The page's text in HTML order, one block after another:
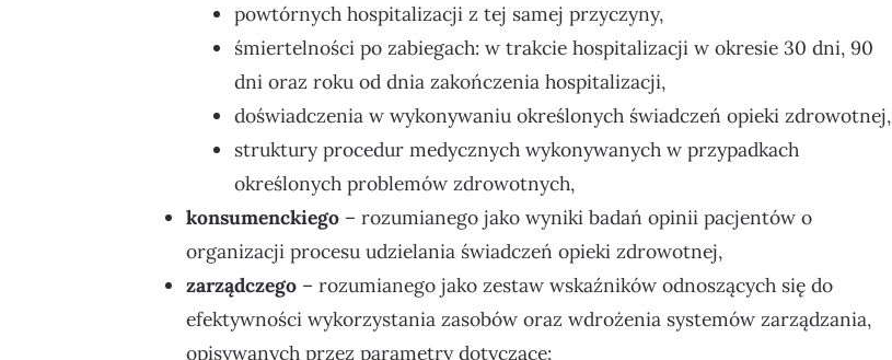
powtórnych hospitalizacji z tej samej przyczyny,
śmiertelności po zabiegach: w trakcie hospitalizacji w okresie 30 dni, 90
dni oraz roku od dnia zakończenia hospitalizacji,
doświadczenia w wykonywaniu określonych świadczeń opieki zdrowotnej,
struktury procedur medycznych wykonywanych w przypadkach
określonych problemów zdrowotnych,
konsumenckiego– rozumianego jako wyniki badań opinii pacjentów o
organizacji procesu udzielania świadczeń opieki zdrowotnej,
zarządczego– rozumianego jako zestaw wskaźników odnoszących się do
efektywności wykorzystania zasobów oraz wdrożenia systemów zarządzania,
opisywanych przez parametry dotyczące: